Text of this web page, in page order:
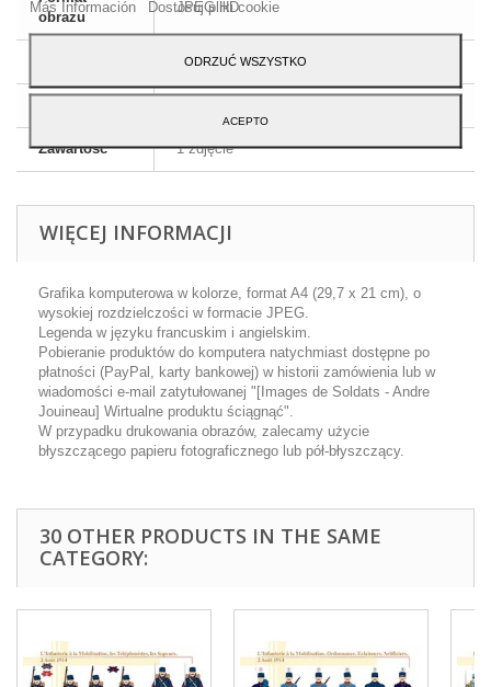
obrazu
JPEG HD
A4 - 29,7 x 21 cm
Zawartość 1 zdjęcie
WIĘCEJ INFORMACJI
Grafika komputerowa w kolorze, format A4 (29,7 x 21 cm), o
wysokiej rozdzielczości w formacie JPEG.
Legenda w języku francuskim i angielskim.
Pobieranie produktów do komputera natychmiast dostępne po
płatności (PayPal, karty bankowej) w historii zamówienia lub w
wiadomości e-mail zatytułowanej "[Images de Soldats - Andre
Jouineau] Wirtualne produktu ściągnąć".
W przypadku drukowania obrazów, zalecamy użycie
błyszczącego papieru fotograficznego lub pół-błyszczący.
30 OTHER PRODUCTS IN THE SAME
CATEGORY:
Más Información
Dostosuj pliki cookie
ODRZUĆ WSZYSTKO
ACEPTO